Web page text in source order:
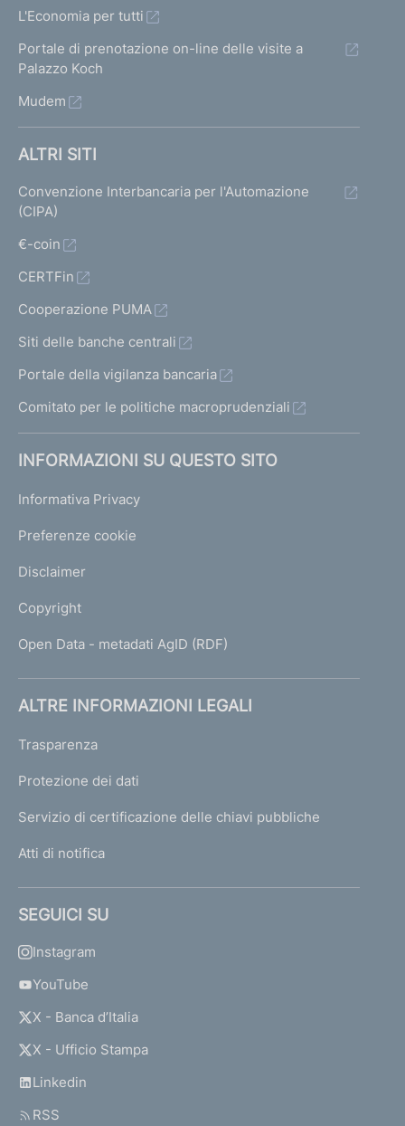
L'Economia per tutti
Portale di prenotazione on-line delle visite a
Palazzo Koch
Mudem
ALTRI SITI
Convenzione Interbancaria per l'Automazione
(CIPA)
€-coin
CERTFin
Cooperazione PUMA
Siti delle banche centrali
Portale della vigilanza bancaria
Comitato per le politiche macroprudenziali
INFORMAZIONI SU QUESTO SITO
Informativa Privacy
Preferenze cookie
Disclaimer
Copyright
Open Data - metadati AgID (RDF)
ALTRE INFORMAZIONI LEGALI
Trasparenza
Protezione dei dati
Servizio di certificazione delle chiavi pubbliche
Atti di notifica
SEGUICI SU
Instagram
YouTube
X - Banca d’Italia
X - Ufficio Stampa
Linkedin
RSS